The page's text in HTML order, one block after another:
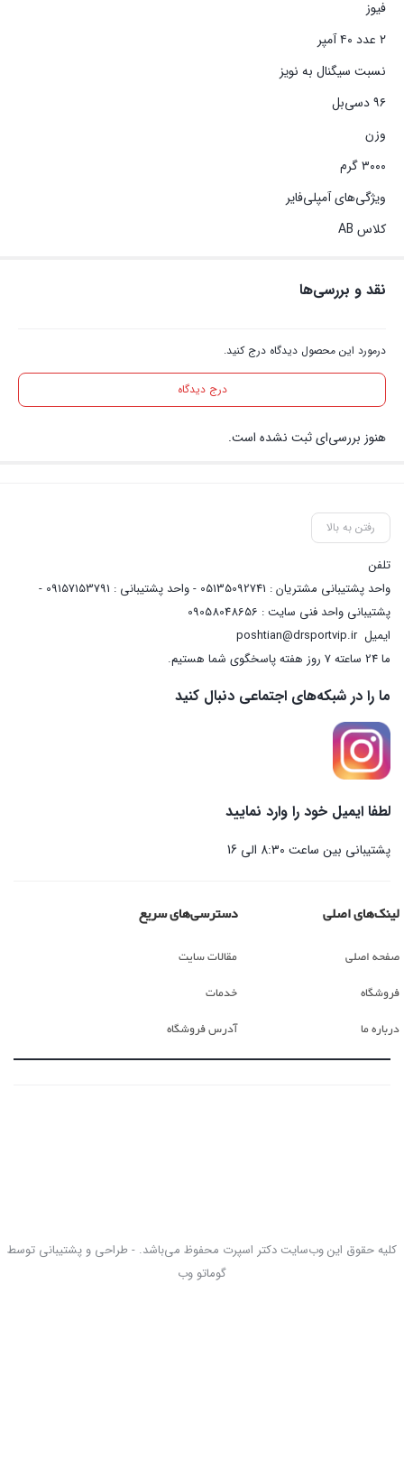
فیوز
۲ عدد ۴۰ آمپر
نسبت سیگنال به نویز
۹۶ دسی‌بل
وزن
۳۰۰۰ گرم
ویژگی‌های آمپلی‌فایر
کلاس AB
نقد و بررسی‌ها
درمورد این محصول دیدگاه درج کنید.
درج دیدگاه
هنوز بررسی‌ای ثبت نشده است.
رفتن به بالا
تلفن
واحد پشتیبانی مشتریان : 05135092741 - واحد پشتیبانی : 09157153791 -
پشتیبانی واحد فنی سایت : 09058048656
ایمیلposhtian@drsportvip.ir
ما 24 ساعته 7 روز هفته پاسخگوی شما هستیم.
ما را در شبکه‌های اجتماعی دنبال کنید
لطفا ایمیل خود را وارد نمایید
پشتیبانی بین ساعت 8:30 الی 16
لینک‌های اصلی
صفحه اصلی
فروشگاه
درباره ما
دسترسی‌های سریع
مقالات سایت
خدمات
آدرس فروشگاه
کلیه حقوق این وب‌سایت دکتر اسپرت محفوظ می‌باشد. - طراحی و پشتیبانی توسط
گوماتو وب